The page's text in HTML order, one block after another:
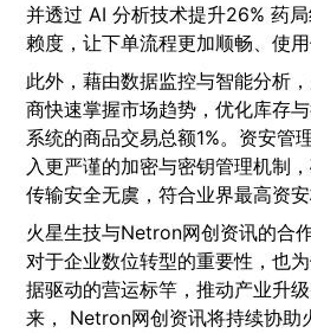
并透过 AI 分析技术提升26% 药
赖度，让下单流程更加顺畅、使
此外，藉由数据监控与智能分析
商快速掌握市场趋势，优化库存
系统的商品交易总额1%。资安管
入更严谨的加密与密钥管理机制
传输安全无虞，符合业界最高资安
火星生技与Netron网创资讯的合
对于企业数位转型的重要性，也
据驱动的营运标竿，推动产业升
来， Netron网创资讯将持续协助